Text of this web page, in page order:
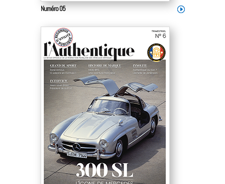
Numéro 05